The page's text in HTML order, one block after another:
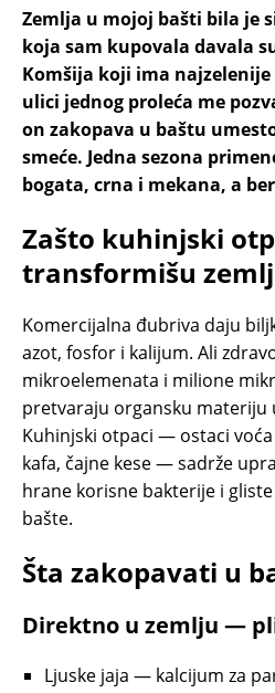
Zemlja u mojoj bašti bila je
koja sam kupovala davala
Komšija koji ima
ulici jednog proleća me
on zakopava u baštu
smeće. Jedna sezona
bogata, crna i mekana, a
Zašto kuhinjski
transformišu
Komercijalna đubriva daju
azot, fosfor i kalijum. Ali
mikroelemenata i milione
pretvaraju organsku materiju
Kuhinjski otpaci — ostaci
kafa, čajne kese — sadrže
hrane korisne bakterije i
bašte.
Šta zakopavati u
Direktno u zemlju —
Ljuske jaja — kalcijum za